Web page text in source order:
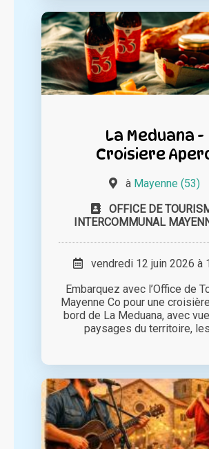
La Meduana -
Croisiere
à Mayenne (53)
OFFICE DE
INTERCOMMUNAL
vendredi 12 juin 2026 à
Embarquez avec l’Office de
Mayenne Co pour une
bord de La Meduana, avec
paysages du territoire, les